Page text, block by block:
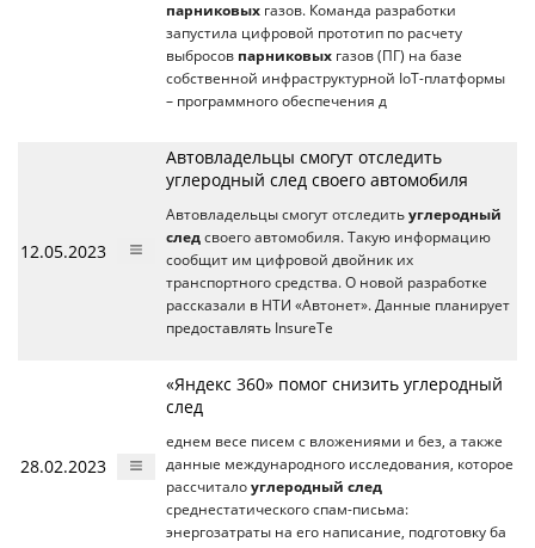
парниковых газов. Команда разработки
запустила цифровой прототип по расчету
выбросов парниковых газов (ПГ) на базе
собственной инфраструктурной IoT-платформы
– программного обеспечения д
12.05.2023
Автовладельцы смогут отследить
углеродный след своего автомобиля
Автовладельцы смогут отследить углеродный
след своего автомобиля. Такую информацию
сообщит им цифровой двойник их
транспортного средства. О новой разработке
рассказали в НТИ «Автонет». Данные планирует
предоставлять InsureTe
28.02.2023
«Яндекс 360» помог снизить углеродный
след
еднем весе писем с вложениями и без, а также
данные международного исследования, которое
рассчитало углеродный след
среднестатического спам-письма:
энергозатраты на его написание, подготовку ба